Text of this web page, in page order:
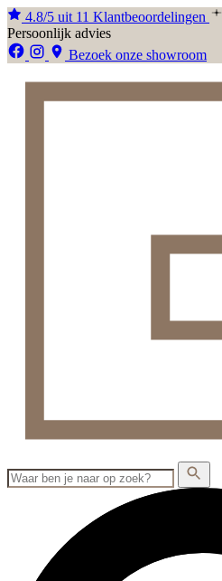
4.8/5 uit 11 Klantbeoordelingen
Persoonlijk advies
Bezoek onze showroom